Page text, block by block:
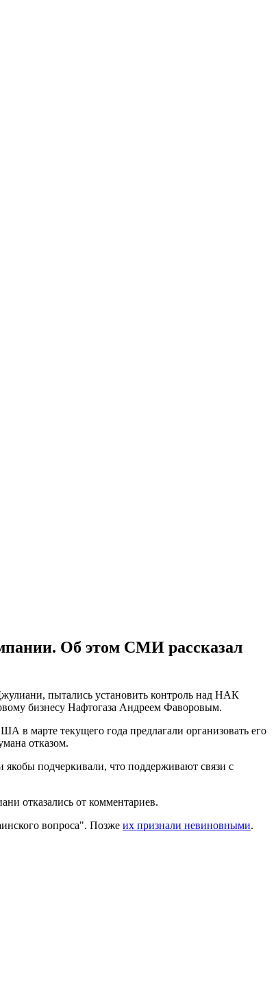
Об этом СМИ рассказал
пытались установить контроль над НАК
бизнесу Нафтогаза Андреем Фаворовым.
в марте текущего года предлагали организовать его
отказом.
якобы подчеркивали, что поддерживают связи с
отказались от комментариев.
вопроса". Позже их признали невиновными.